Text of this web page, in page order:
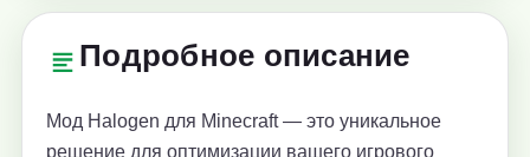
Подробное описание
Мод Halogen для Minecraft — это уникальное
решение для оптимизации вашего игрового